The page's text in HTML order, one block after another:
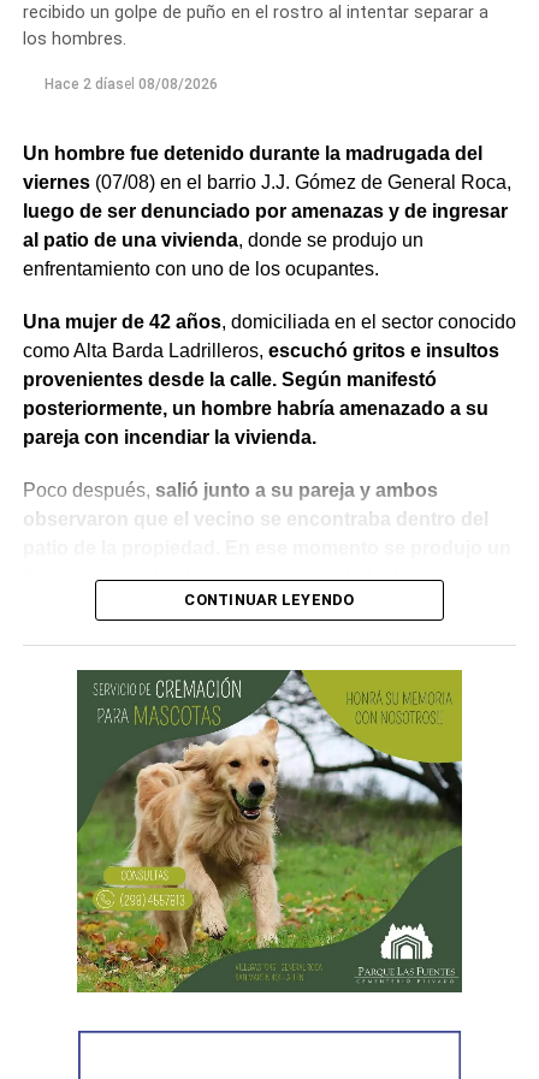
Finalmente,
se dispuso la internación involuntaria de
General Roca, donde permanece bajo custodia
Mental
La actuación permitió contener los episodios y coordinar
la intervención de los organismos correspondientes,
priorizando la seguridad de las personas y el abordaje de
una situación que requirió tanto respuesta policial como
asistencia sanitaria.
recibido un golpe de puño en el rostro al intentar separar a
los hombres.
Hace 2 díasel 08/08/2026
Un hombre fue detenido durante la madrugada del
viernes(07/08) en el barrio J.J. Gómez de General Roca,
luego de ser denunciado por amenazas y de ingresar
al patio de una vivienda, donde se produjo un
enfrentamiento con uno de los ocupantes.
Una mujer de 42 años, domiciliada en el sector conocido
como Alta Barda Ladrilleros, escuchó gritos e insultos
provenientes desde la calle. Según manifestó
posteriormente, un hombre habría amenazado a su
pareja con incendiar la vivienda.
Poco después, salió junto a su pareja y ambos
observaron que el vecino se encontraba dentro del
forcejeo entre los hombres y, cuando la denunciante
intentó intervenir para separarlos, manifestó haber
Ante la situación, se solicitó la presencia policial a través
del sistema de emergencias 911. Al arribar un móvil de la
Comisaría 47° de J.J. Gómez,los efectivos observaron
que el sospechosos se alejaba del lugar por calle
Félix Heredia.
El sujeto fue interceptado por el personal policial y
trasladado a la unidad. Tras la intervención del fiscal de
turno, se dispuso el inicio de actuaciones judiciales
preliminares por el delito de amenazas, quedando a
disposición de la Justicia mientras avanzan las
CONTINUAR LEYENDO